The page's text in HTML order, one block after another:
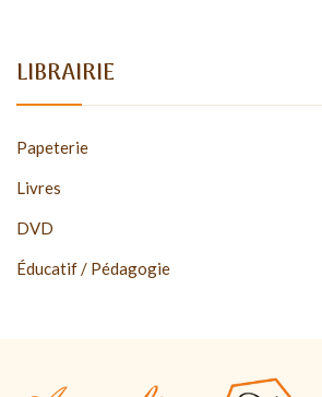
LIBRAIRIE
Papeterie
Livres
DVD
Éducatif / Pédagogie